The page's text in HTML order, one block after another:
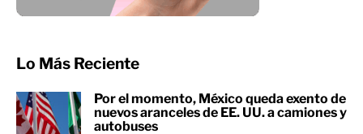
Lo Más Reciente
Por el momento, México queda exento de
nuevos aranceles de EE. UU. a camiones y
autobuses